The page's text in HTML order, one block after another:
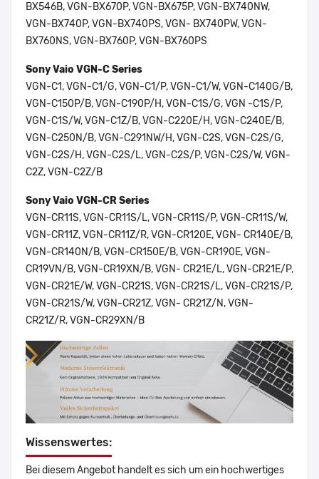
BX546B, VGN-BX670P, VGN-BX675P, VGN-BX740NW,
VGN-BX740P, VGN-BX740PS, VGN- BX740PW, VGN-
BX760NS, VGN-BX760P, VGN-BX760PS
Sony Vaio VGN-C Series
VGN-C1, VGN-C1/G, VGN-C1/P, VGN-C1/W, VGN-C140G/B,
VGN-C150P/B, VGN-C190P/H, VGN-C1S/G, VGN -C1S/P,
VGN-C1S/W, VGN-C1Z/B, VGN-C220E/H, VGN-C240E/B,
VGN-C250N/B, VGN-C291NW/H, VGN-C2S, VGN-C2S/G,
VGN-C2S/H, VGN-C2S/L, VGN-C2S/P, VGN-C2S/W, VGN-
C2Z, VGN-C2Z/B
Sony Vaio VGN-CR Series
VGN-CR11S, VGN-CR11S/L, VGN-CR11S/P, VGN-CR11S/W,
VGN-CR11Z, VGN-CR11Z/R, VGN-CR120E, VGN- CR140E/B,
VGN-CR140N/B, VGN-CR150E/B, VGN-CR190E, VGN-
CR19VN/B, VGN-CR19XN/B, VGN- CR21E/L, VGN-CR21E/P,
VGN-CR21E/W, VGN-CR21S, VGN-CR21S/L, VGN-CR21S/P,
VGN-CR21S/W, VGN-CR21Z, VGN- CR21Z/N, VGN-
CR21Z/R, VGN-CR29XN/B
Wissenswertes:
Bei diesem Angebot handelt es sich um ein hochwertiges